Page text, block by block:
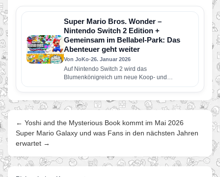
Super Mario Bros. Wonder –
Nintendo Switch 2 Edition +
Gemeinsam im Bellabel-Park: Das
Abenteuer geht weiter
Von JoKo•26. Januar 2026
Auf Nintendo Switch 2 wird das
Blumenkönigreich um neue Koop- und
kompetitive Spielerlebnisse sowie um weitere
neue Inhalte…
← Yoshi and the Mysterious Book kommt im Mai 2026
Super Mario Galaxy und was Fans in den nächsten Jahren
erwartet →